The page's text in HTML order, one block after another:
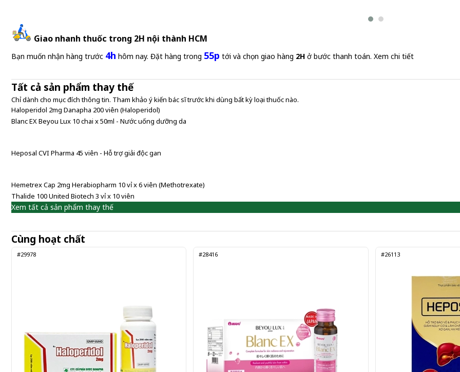
1,800 đ/Viên
Giao nhanh thuốc trong 2H nội thành HCM
Bạn muốn nhận hàng trước 4h hôm nay. Đặt hàng trong 55p tới và chọn giao hàng 2H ở bước thanh toán. Xem chi tiết
Tất cả sản phẩm thay thế
Chỉ dành cho mục đích thông tin. Tham khảo ý kiến bác sĩ trước khi dùng bất kỳ loại thuốc nào.
Haloperidol 2mg Danapha 200 viên (Haloperidol)
Blanc EX Beyou Lux 10 chai x 50ml - Nước uống dưỡng da
Heposal CVI Pharma 45 viên - Hỗ trợ giải độc gan
Hemetrex Cap 2mg Herabiopharm 10 vỉ x 6 viên (Methotrexate)
Thalide 100 United Biotech 3 vỉ x 10 viên
Xem tất cả sản phẩm thay thế
Cùng hoạt chất
#29978 #28416 #26113